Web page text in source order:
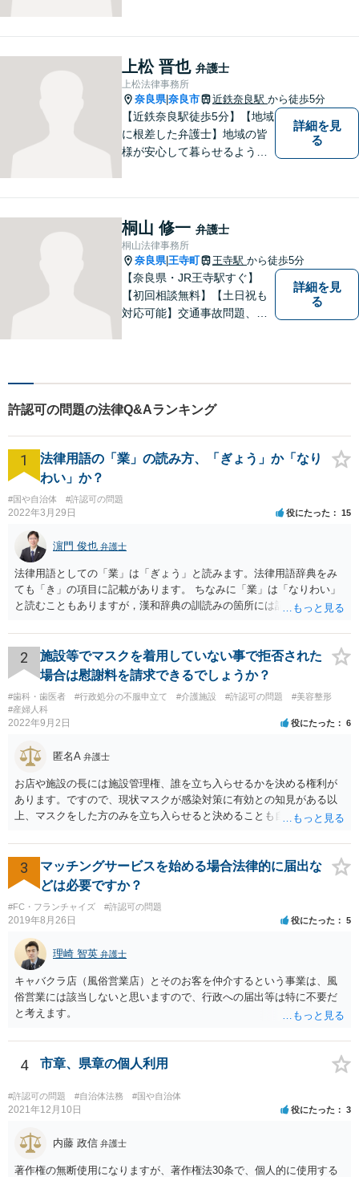
報をご提供します！少しでも
疑問をお持ちの方は、まずご
相談を！
上松 晋也 弁護士
上松法律事務所
奈良県|奈良市 近鉄奈良駅 から徒歩5分
【近鉄奈良駅徒歩5分】【地域
に根差した弁護士】地域の皆
様が安心して暮らせるように
対応します。【夜間／休日対
応可】法律トラブルでお悩み
の方は、お気軽にご相談くだ
さい。
詳細を見
る
桐山 修一 弁護士
桐山法律事務所
奈良県|王寺町 王寺駅 から徒歩5分
【奈良県・JR王寺駅すぐ】
【初回相談無料】【土日祝も
対応可能】交通事故問題、遺
提供しています。
詳細を見
る
許認可の問題の法律Q&Aランキング
1
法律用語の「業」の読み方、「ぎょう」か「なり
わい」か？
#国や自治体 #許認可の問題
2022年3月29日 役にたった 15
濵門 俊也 弁護士
法律用語としての「業」は「ぎょう」と読みます。法律用語辞典をみ
ても「き」の項目に記載があります。 ちなみに「業」は「なりわい」
と読むこともありますが，漢和辞典の訓読みの箇所には記載がないで
2
施設等でマスクを着用していない事で拒否された
場合は慰謝料を請求できるでしょうか？
#歯科・歯医者 #行政処分の不服申立て #介護施設 #許認可の問題
#美容整形
#産婦人科
2022年9月2日 役にたった 6
匿名A 弁護士
お店や施設の長には施設管理権、誰を立ち入らせるかを決める権利が
あります。ですので、現状マスクが感染対策に有効との知見がある以
上、マスクをした方のみを立ち入らせると決めることも自由であり、
など公益的な側面のある業種ですと、公衆浴場法など各種業法で定め
られた理由以外での利用拒否は禁止されていますし、公の施設でもマ
スクなしだけでの利用拒否は問題となりえますが、民間のお店に対し
ては慰謝料の請求は認められないと考えられます。
3
マッチングサービスを始める場合法律的に届出な
どは必要ですか？
#FC・フランチャイズ #許認可の問題
2019年8月26日 役にたった 5
理崎 智英 弁護士
キャバクラ店（風俗営業店）とそのお客を仲介するという事業は、風
俗営業には該当しないと思いますので、行政への届出等は特に不要だ
と考えます。
4 市章、県章の個人利用
#許認可の問題 #自治体法務 #国や自治体
2021年12月10日 役にたった 3
内藤 政信 弁護士
著作権の無断使用になりますが、著作権法30条で、個人的に使用する